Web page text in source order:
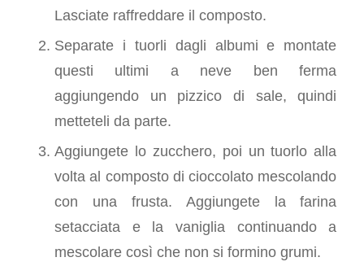
Lasciate raffreddare il composto.
Separate i tuorli dagli albumi e montate
questi ultimi a neve ben ferma
aggiungendo un pizzico di sale, quindi
metteteli da parte.
Aggiungete lo zucchero, poi un tuorlo alla
volta al composto di cioccolato mescolando
con una frusta. Aggiungete la farina
setacciata e la vaniglia continuando a
mescolare così che non si formino grumi.